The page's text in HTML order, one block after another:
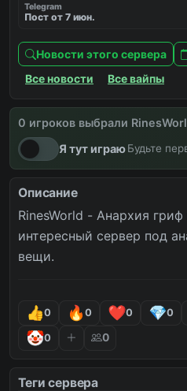
Telegram
Пост от 7 июн.
Новости этого сервера
Все новости
Все вайпы
0 игроков выбрали
Я тут играюБудьте
вайпы новости снова
Описание
RinesWorld - Анархия
интересный сервер под
вещи.
0 0 0 0
0 0
Теги сервера